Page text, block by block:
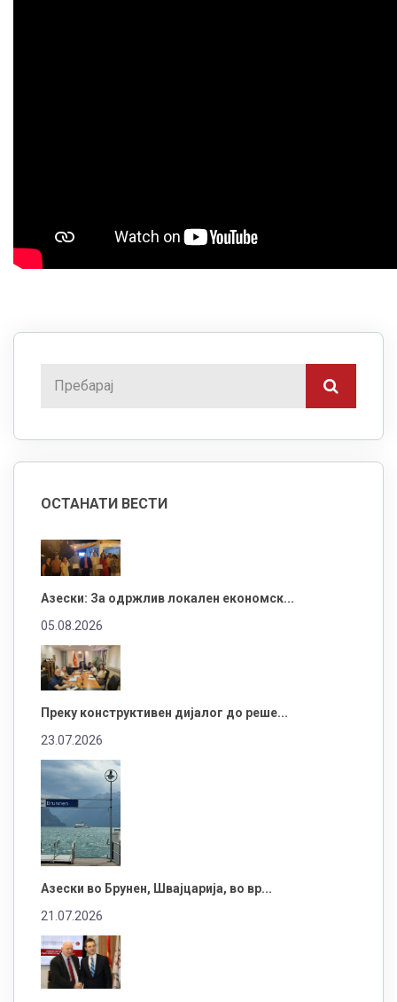
ОСТАНАТИ ВЕСТИ
Азески: За одржлив локален економск...
05.08.2026
Преку конструктивен дијалог до реше...
23.07.2026
Азески во Брунен, Швајцарија, во вр...
21.07.2026